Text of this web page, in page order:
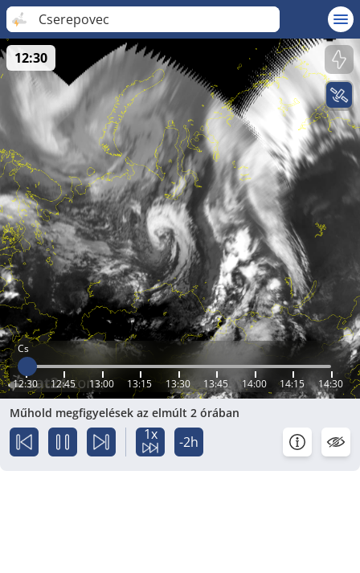
Cserepovec
Cs
12:30 12:45 13:00 13:15 13:30 13:45 14:00 14:15 14:30
12:30
Műhold megfigyelések az elmúlt 2 órában
1x -2h